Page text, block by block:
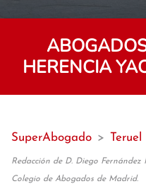
HERENCIA
SuperAbogado > Teruel
Redacción de D. Diego Fernández
Colegio de Abogados de Madrid.